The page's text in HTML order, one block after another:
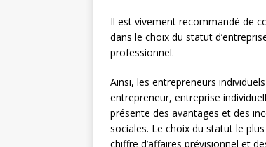
Il est vivement recommandé de
dans le choix du statut
professionnel.
Ainsi, les entrepreneurs
entrepreneur, entreprise
présente des avantages et des
sociales. Le choix du statut le
chiffre d’affaires prévisionnel et